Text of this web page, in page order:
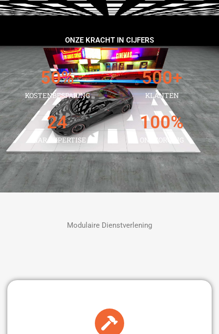
ONZE KRACHT IN CIJFERS
KOSTENBESPARING
50%
KLANTEN
500+
JAAR EXPERTISE
24
ONTZORGING
100%
Modulaire Dienstverlening